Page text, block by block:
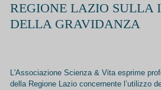
REGIONE LAZIO SULLA
DELLA GRAVIDANZA
L'Associazione Scienza & Vita esprime
della Regione Lazio concernente l’utilizzo